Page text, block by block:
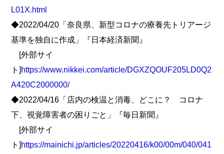
L01X.html
◆2022/04/20「奈良県、新型コロナの療養先トリアージ
基準を独自に作成」『日本経済新聞』
[外部サイ
ト] https://www.nikkei.com/article/DGXZQOUF205LD0Q2
A420C2000000/
◆2022/04/16「店内の検温と消毒、どこに？ コロナ
下、視覚障害者の困りごと」『毎日新聞』
[外部サイ
ト] https://mainichi.jp/articles/20220416/k00/00m/040/041